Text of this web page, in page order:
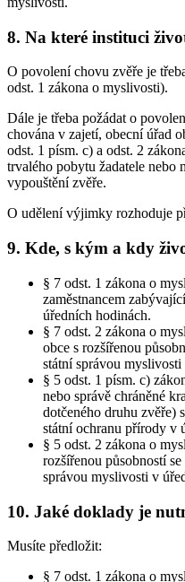
8. Na které instituci
O povolení chovu zvěře je
odst. 1 zákona o myslivosti).
Dále je třeba požádat o
chována v zajetí, obecní úřad
odst. 1 písm. c) a odst. 2
trvalého pobytu žadatele nebo
vypouštění zvěře.
O udělení výjimky rozhoduje
9. Kde, s kým a kdy
§ 7 odst. 1 zákona o
zaměstnancem
úředních hodinách.
§ 7 odst. 2 zákona o
obce s rozšířenou
státní správou
§ 5 odst. 1 písm. c)
nebo správě chráněné
dotčeného druhu zvěře)
státní ochranu přírody v
§ 5 odst. 2 zákona o
rozšířenou působností
správou myslivosti v
10. Jaké doklady je
Musíte předložit:
§ 7 odst. 1 zákona o